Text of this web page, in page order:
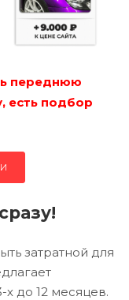
переднюю
есть подбор
затратной для
х до 12 месяцев.